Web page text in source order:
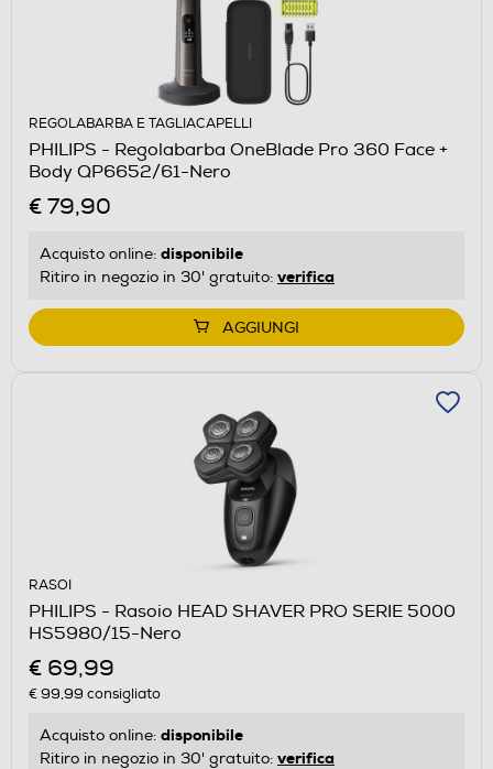
REGOLABARBA E TAGLIACAPELLI
PHILIPS - Regolabarba OneBlade Pro 360 Face +
Body QP6652/61-Nero
€ 79,90
Acquisto online: disponibile
Ritiro in negozio in 30' gratuito: verifica
AGGIUNGI
RASOI
PHILIPS - Rasoio HEAD SHAVER PRO SERIE 5000
HS5980/15-Nero
€ 69,99
€ 99,99 consigliato
Acquisto online: disponibile
Ritiro in negozio in 30' gratuito: verifica